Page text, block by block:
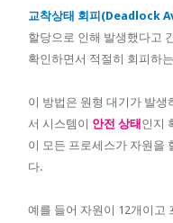
교착상태 회피(Deadlock
할당으로 인해 발생했다고
확인하면서 적절히 회피하
이 방법은 원형 대기가 발생
서 시스템이 안전 상태인지
이 모든 프로세스가 자원을
다.
예를 들어 자원이 12개이고